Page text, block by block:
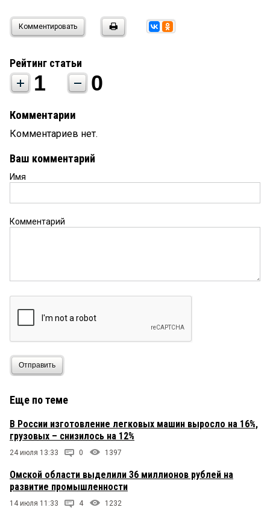
Комментировать
Рейтинг статьи
1 0
Комментарии
Комментариев нет.
Ваш комментарий
Имя
Комментарий
Отправить
Еще по теме
В России изготовление легковых машин выросло на 16%,
грузовых – снизилось на 12%
24 июля 13:33 0 1397
Омской области выделили 36 миллионов рублей на
развитие промышленности
14 июля 11:33 4 1232